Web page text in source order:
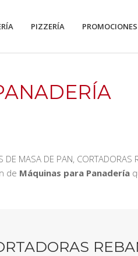
PIZZERÍA PROMOCIONES
MASA DE PAN, CORTADORAS
de Máquinas para Panadería